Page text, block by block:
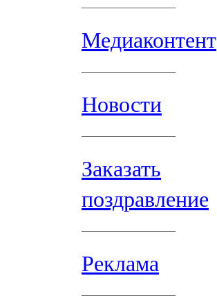
Медиаконтент
Новости
Заказать
поздравление
Реклама